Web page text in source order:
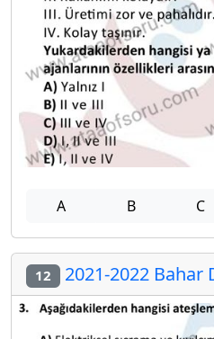
A B C
12 2021-2022 Bahar